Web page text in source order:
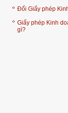
Đổi Giấy phép
Giấy phép Kinh
gì?